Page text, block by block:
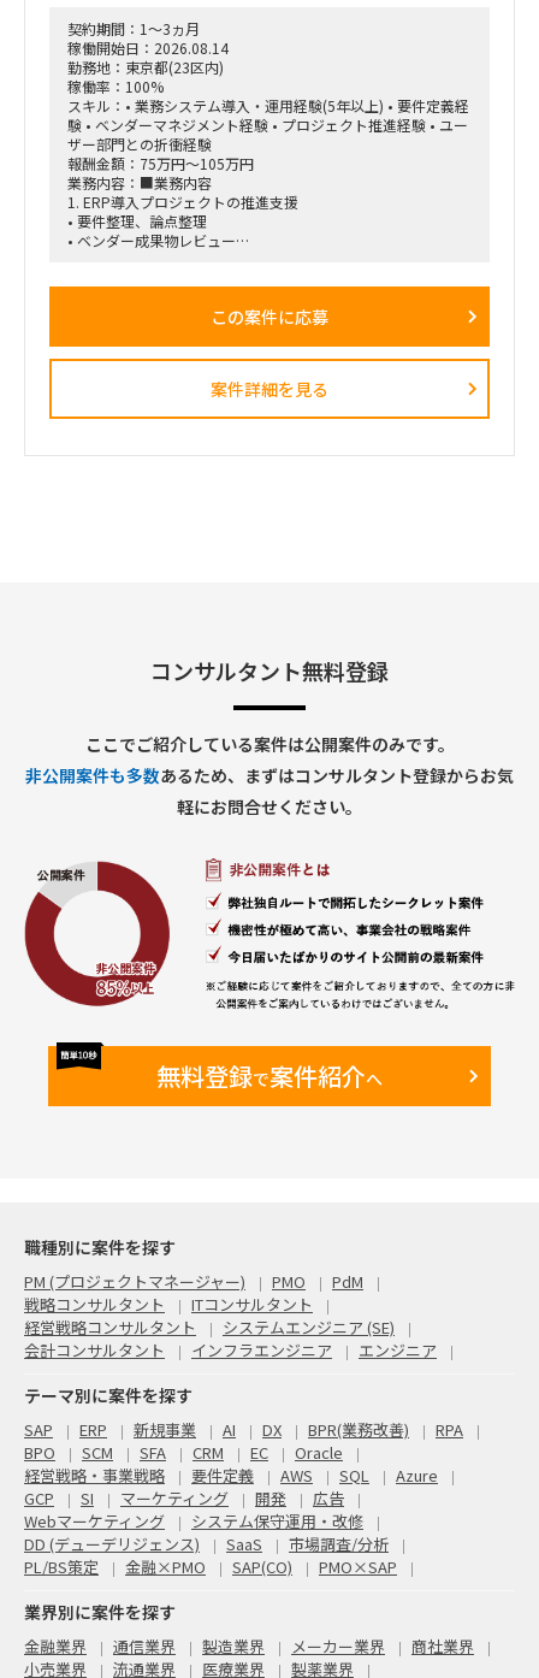
設計
・AIエージェントの設計・作り込み
・ネットワーク知識が浅いメンバーへの説明、教育・仕組み化
・プロジェクト推進、課題整理、改善提案
■求める人物像
・プロジェクトを主体的にリードできる方
・不足している論点や課題を自ら発見し、改善提案まで行える
方
・ネットワークと生成AIの双方に知見を持ち、両領域をつなげ
て設計できる方
・技術的な内容を、ネットワーク知識が浅いメンバーにも分か
・「なぜこの観点を確認する必要があるのか」という背景まで
・開始時期：2026年8月1日予定
・契約期間：初回2カ月予定
※初回はトライアル的な位置付け。以降、継続の可能性あり
・稼働率：80～100％
契約期間：1～3ヵ月
稼働開始日：2026.08.14
勤務地：東京都(23区内)
稼働率：100%
スキル：• 業務システム導入・運用経験(5年以上) • 要件定義経
験 • ベンダーマネジメント経験 • プロジェクト推進経験 • ユー
ザー部門との折衝経験
報酬金額：75万円～105万円
業務内容：■業務内容
1. ERP導入プロジェクトの推進支援
• 要件整理、論点整理
• ベンダー成果物レビュー
• 会議運営および議事録作成
2. 業務システム導入・刷新支援
• Salesforce/Kintone
• ヘルプデスクシステム
• 障害対応管理
• 業務整理
• 利用部門との各種調整
• 利用マニュアル整備
• 指示待ちではなく主体的に動ける方
• 複数案件を同時並行で管理できる方
• 課題を整理して関係者を巻き込める方
• 業務とシステム双方の観点で提案できる方
• ベンダー任せにせず推進できる方
この案件に応募
案件詳細を見る
コンサルタント無料登録
ここでご紹介している案件は公開案件のみです。
非公開案件も多数あるため、まずはコンサルタント登録からお気
軽にお問合せください。
無料登録で案件紹介へ
職種別に案件を探す
PM (プロジェクトマネージャー) PMO
PdM
戦略コンサルタント
ITコンサルタント
経営戦略コンサルタント
システムエンジニア (SE)
会計コンサルタント
インフラエンジニア エンジニア
テーマ別に案件を探す
SAP ERP 新規事業 AI DX BPR(業務改善)
RPA
BPO
SCM SFA CRM EC
Oracle
経営戦略・事業戦略
要件定義 AWS SQL
Azure
GCP
SI マーケティング 開発
広告
Webマーケティング
システム保守運用・改修
DD (デューデリジェンス)
SaaS
市場調査/分析
PL/BS策定
金融×PMO SAP(CO) PMO×SAP
業界別に案件を探す
金融業界 通信業界 製造業界 メーカー業界
商社業界
小売業界
流通業界 医療業界 製薬業界